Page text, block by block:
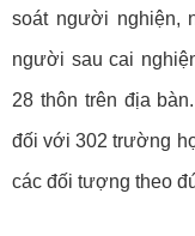
soát người nghiện,
người sau cai
28 thôn trên địa
đối với 302 trường
các đối tượng theo